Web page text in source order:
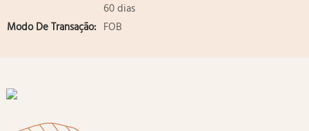
60 dias
Modo De Transação: FOB